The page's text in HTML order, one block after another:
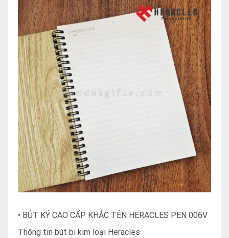
• BÚT KÝ CAO CẤP KHẮC TÊN HERACLES PEN 006V
Thông tin bút bi kim loại Heracles